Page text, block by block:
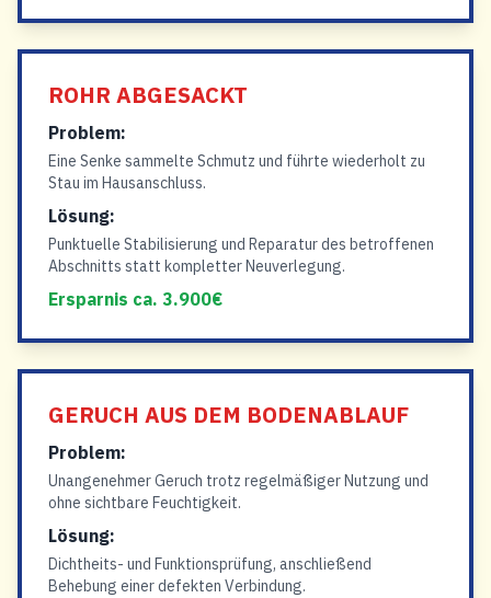
ROHR ABGESACKT
Problem:
Eine Senke sammelte Schmutz und führte wiederholt zu
Stau im Hausanschluss.
Lösung:
Punktuelle Stabilisierung und Reparatur des betroffenen
Abschnitts statt kompletter Neuverlegung.
Ersparnis ca. 3.900€
GERUCH AUS DEM BODENABLAUF
Problem:
Unangenehmer Geruch trotz regelmäßiger Nutzung und
ohne sichtbare Feuchtigkeit.
Lösung:
Dichtheits- und Funktionsprüfung, anschließend
Behebung einer defekten Verbindung.